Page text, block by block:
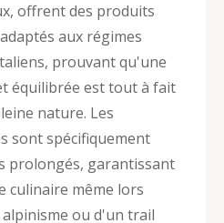
offrent des produits
aux régimes
prouvant qu'une
équilibrée est tout à fait
nature. Les
sont spécifiquement
prolongés, garantissant
culinaire même lors
ou d'un trail